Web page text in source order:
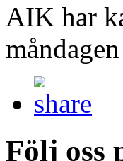
AIK har
Följ oss